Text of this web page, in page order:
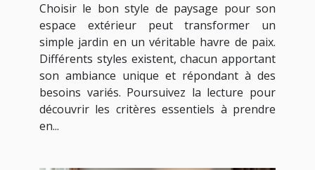
Choisir le bon style de paysage pour son
espace extérieur peut transformer un
simple jardin en un véritable havre de paix.
Différents styles existent, chacun apportant
son ambiance unique et répondant à des
besoins variés. Poursuivez la lecture pour
découvrir les critères essentiels à prendre
en...